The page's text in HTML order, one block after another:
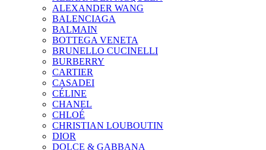
ALEXANDER WANG
BALENCIAGA
BALMAIN
BOTTEGA VENETA
BRUNELLO CUCINELLI
BURBERRY
CARTIER
CASADEI
CÉLINE
CHANEL
CHLOÉ
CHRISTIAN LOUBOUTIN
DIOR
DOLCE & GABBANA